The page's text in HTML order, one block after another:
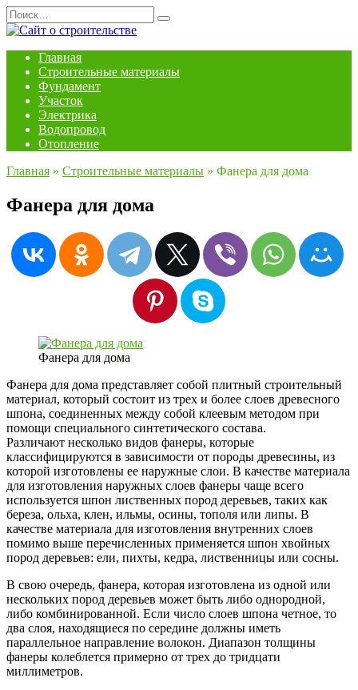
Перейти
к
содержанию
Search
for:
Главная
Строительные материалы
Фундамент
Участок
Электрика
Водопровод
Отопление
Главная » Строительные материалы » Фанера для дома
Фанера для дома
Фанера для дома
Фанера для дома представляет собой плитный строительный
материал, который состоит из трех и более слоев древесного
шпона, соединенных между собой клеевым методом при
помощи специального синтетического состава.
Различают несколько видов фанеры, которые
классифицируются в зависимости от породы древесины, из
которой изготовлены ее наружные слои. В качестве материала
для изготовления наружных слоев фанеры чаще всего
используется шпон лиственных пород деревьев, таких как
береза, ольха, клен, ильмы, осины, тополя или липы. В
качестве материала для изготовления внутренних слоев
помимо выше перечисленных применяется шпон хвойных
пород деревьев: ели, пихты, кедра, лиственницы или сосны.
В свою очередь, фанера, которая изготовлена из одной или
нескольких пород деревьев может быть либо однородной,
либо комбинированной. Если число слоев шпона четное, то
два слоя, находящиеся по середине должны иметь
параллельное направление волокон. Диапазон толщины
фанеры колеблется примерно от трех до тридцати
миллиметров.